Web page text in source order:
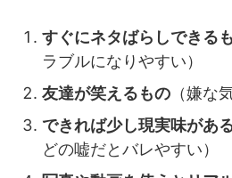
すぐにネタばらしできる
ラブルになりやすい）
友達が笑えるもの （嫌な
できれば少し現実味があ
どの嘘だとバレやすい）